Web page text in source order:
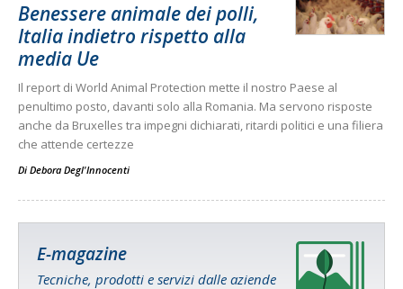
Benessere animale dei polli,
Italia indietro rispetto alla
media Ue
Il report di World Animal Protection mette il nostro Paese al
penultimo posto, davanti solo alla Romania. Ma servono risposte
anche da Bruxelles tra impegni dichiarati, ritardi politici e una filiera
che attende certezze
Di Debora Degl'Innocenti
E-magazine
Tecniche, prodotti e servizi dalle aziende